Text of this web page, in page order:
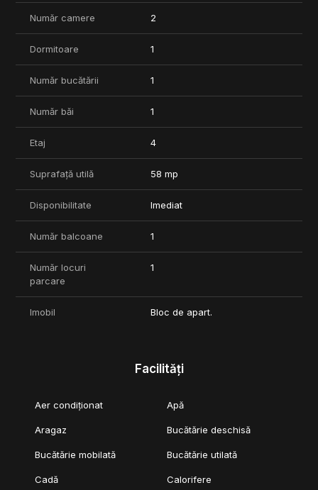
• TV Smart
• Bucatarie complet echipata: hota, aragaz, frigider, masina de
spalat vase
• Masina de spalat rufe
Număr camere 2
Dormitoare 1
Număr bucătării 1
Număr băi 1
Etaj 4
Suprafață utilă 58 mp
Disponibilitate Imediat
Număr balcoane 1
Număr locuri
parcare
1
Imobil Bloc de apart.
Facilități
Aer condiționat Apă
Aragaz Bucătărie deschisă
Bucătărie mobilată Bucătărie utilată
Cadă Calorifere